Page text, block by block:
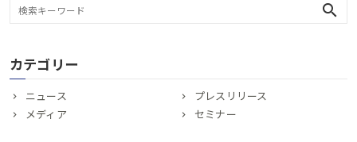
search
カテゴリー
ニュース
プレスリリース
メディア
セミナー